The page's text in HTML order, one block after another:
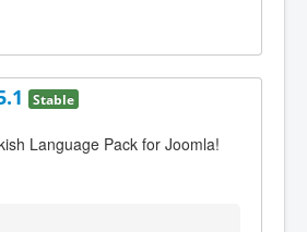
Stable
Language Pack for Joomla!